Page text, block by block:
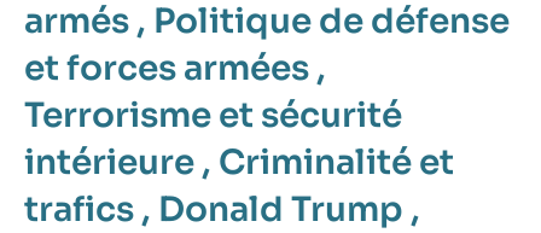
armés , Politique de défense
et forces armées ,
Terrorisme et sécurité
intérieure , Criminalité et
trafics , Donald Trump ,